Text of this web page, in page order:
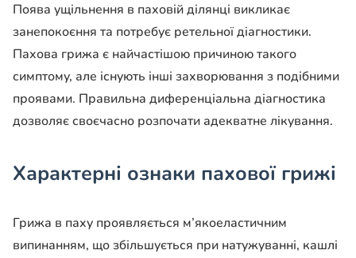
Поява ущільнення в паховій ділянці викликає
занепокоєння та потребує ретельної діагностики.
Пахова грижа є найчастішою причиною такого
симптому, але існують інші захворювання з подібними
проявами. Правильна диференціальна діагностика
дозволяє своєчасно розпочати адекватне лікування.
Характерні ознаки пахової грижі
Грижа в паху проявляється м’якоеластичним
випинанням, що збільшується при натужуванні, кашлі